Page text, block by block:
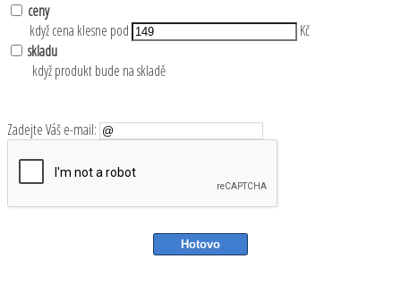
ceny
když cena klesne pod
Kč
skladu
když produkt bude na skladě
Zadejte Váš e-mail: